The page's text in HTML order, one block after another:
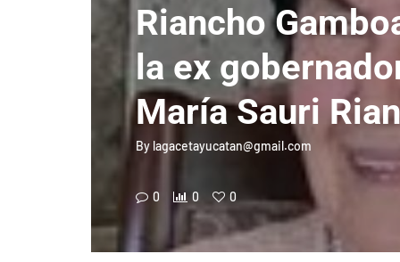
Riancho
la ex
María Sauri
By lagacetayucatan@gmail.com
0 0 0